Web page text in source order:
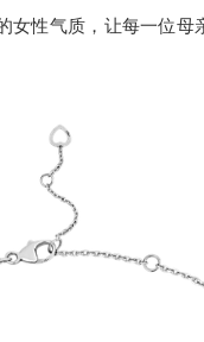
女性气质，让每一位